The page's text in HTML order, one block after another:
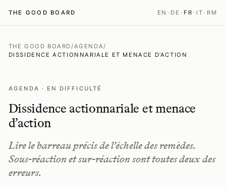
THE GOOD BOARD EN · DE · FR · IT · RM
THE GOOD BOARD/AGENDA/
DISSIDENCE ACTIONNARIALE ET MENACE D’ACTION
AGENDA · EN DIFFICULTÉ
Dissidence actionnariale et menace
d’action
Lire le barreau précis de l’échelle des remèdes.
Sous-réaction et sur-réaction sont toutes deux des
erreurs.